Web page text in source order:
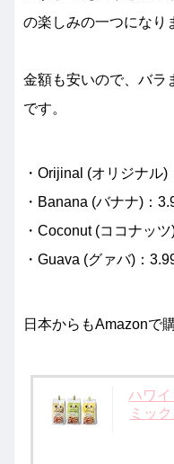
の楽しみの一つになり
金額も安いので、バラ
です。
・Orijinal (オリジナル)
・Banana (バナナ)：
・Coconut (ココナッ
・Guava (グァバ)：
日本からもAmazonで
ハワ
ミッ